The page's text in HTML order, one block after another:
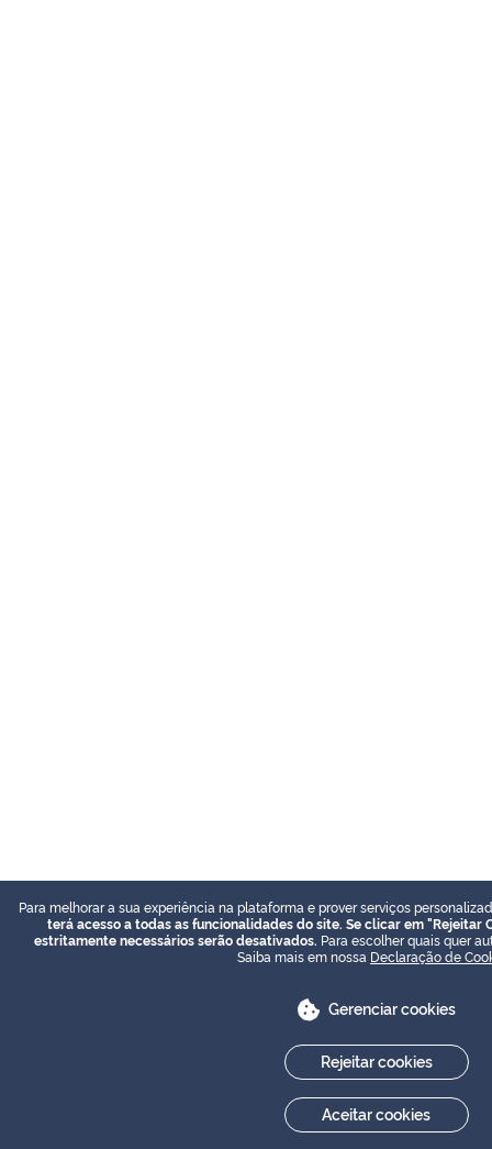
Para melhorar a sua experiência na plataforma e prover serviços
terá acesso a todas as funcionalidades do site. Se clicar em "Rejeitar
estritamente necessários serão desativados. Para escolher quais quer
Saiba mais em nossa Declaração de
Gerenciar cookies
Rejeitar cookies
Aceitar cookies